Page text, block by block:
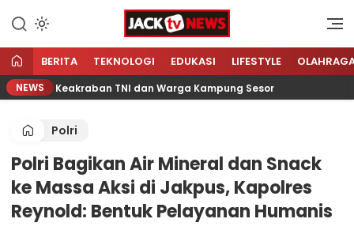
konten
Jacktvnews.com
Sumber Referensi Terpercaya
BERITA TEKNOLOGI EDUKASI LIFESTYLE
NEWSKeakraban TNI dan Warga Kampung Sesor
Polri
Polri Bagikan Air Mineral dan Snack
ke Massa Aksi di Jakpus, Kapolres
Reynold: Bentuk Pelayanan Humanis